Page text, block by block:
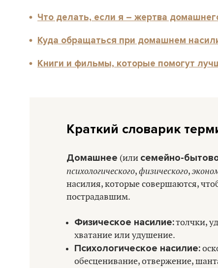
Что делать, если я – жертва
Куда обращаться при домашнем
Книги и фильмы, которые помогут
Краткий словарик
Домашнее (или семейно-
психологического,физического,
насилия, которые совершаются,
пострадавшим.
Физическое насилие:толчки,
хватание или удушение.
Психологическое насилие:
обесценивание, отвержение,